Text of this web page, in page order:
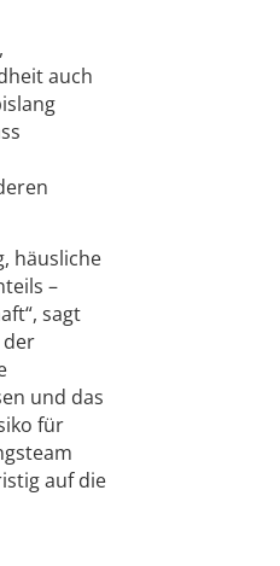
auch
häusliche
–
sagt
der
und das
für
auf die